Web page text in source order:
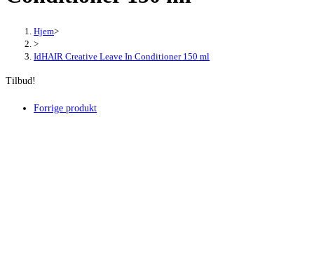
Hjem>
>
IdHAIR Creative Leave In Conditioner 150 ml
Tilbud!
Forrige produkt